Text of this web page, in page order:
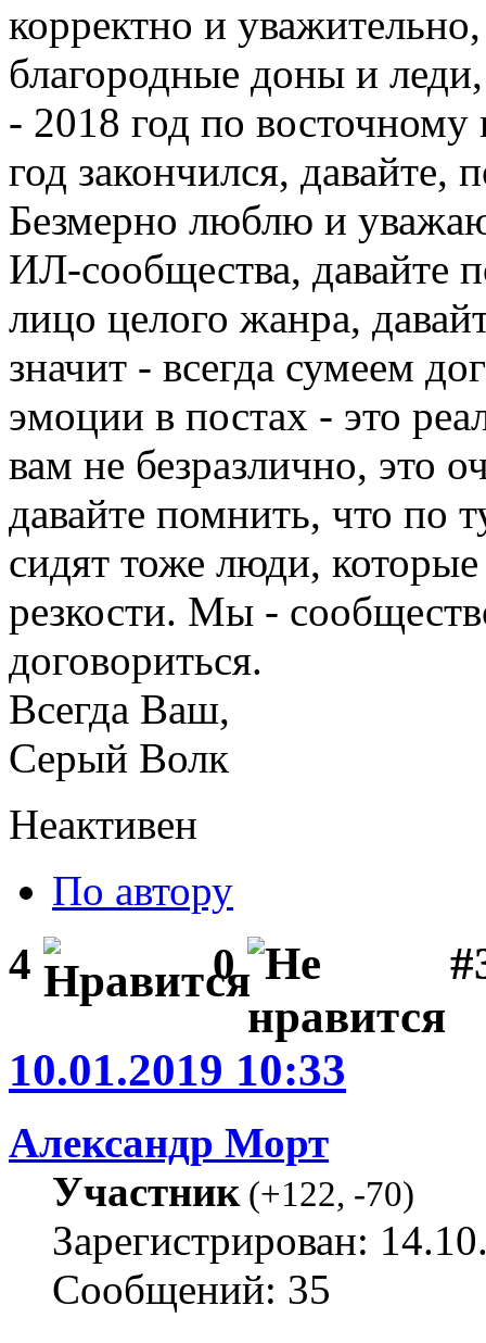
корректно и
благородные доны и
- 2018 год по
год закончился, давайте,
Безмерно люблю и
ИЛ-сообщества, давайте
лицо целого жанра,
значит - всегда сумеем
эмоции в постах - это
вам не безразлично, это
давайте помнить, что по
сидят тоже люди,
резкости. Мы -
договориться.
Всегда Ваш,
Серый Волк
Неактивен
По автору
4 0
10.01.2019 10:33
Александр Морт
Участник(+122, -70)
Зарегистрирован:
Сообщений: 35